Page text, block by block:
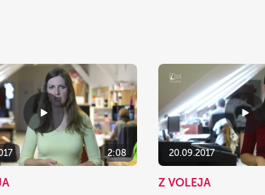
2:08 20.09.2017
Z VOLEJA